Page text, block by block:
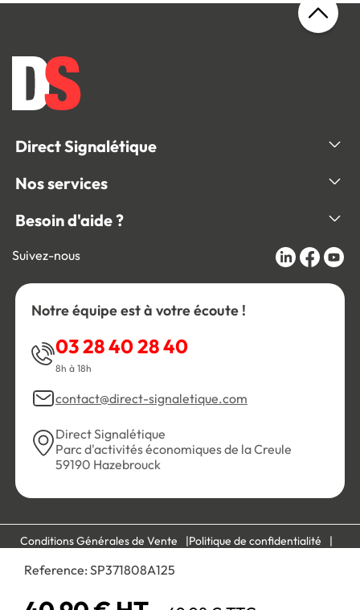
Reference: SP371808A125
Direct Signalétique
Nos services
Besoin d'aide ?
Suivez-nous
Notre équipe est à votre écoute !
03 28 40 28 40
8h à 18h
contact@direct-signaletique.com
Direct Signalétique
Parc d'activités économiques de la Creule
59190 Hazebrouck
Conditions Générales de Vente
Politique de confidentialité
Mentions légales